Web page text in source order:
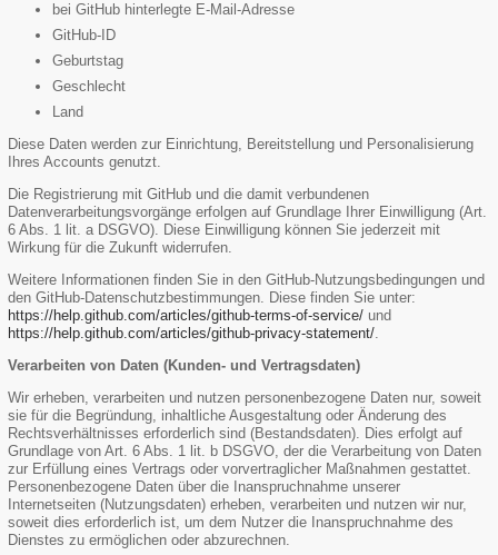
bei GitHub hinterlegte E-Mail-Adresse
GitHub-ID
Geburtstag
Geschlecht
Land
Diese Daten werden zur Einrichtung, Bereitstellung und Personalisierung
Ihres Accounts genutzt.
Die Registrierung mit GitHub und die damit verbundenen
Datenverarbeitungsvorgänge erfolgen auf Grundlage Ihrer Einwilligung (Art.
6 Abs. 1 lit. a DSGVO). Diese Einwilligung können Sie jederzeit mit
Wirkung für die Zukunft widerrufen.
Weitere Informationen finden Sie in den GitHub-Nutzungsbedingungen und
den GitHub-Datenschutzbestimmungen. Diese finden Sie unter:
https://help.github.com/articles/github-terms-of-service/ und
https://help.github.com/articles/github-privacy-statement/.
Verarbeiten von Daten (Kunden- und Vertragsdaten)
Wir erheben, verarbeiten und nutzen personenbezogene Daten nur, soweit
sie für die Begründung, inhaltliche Ausgestaltung oder Änderung des
Rechtsverhältnisses erforderlich sind (Bestandsdaten). Dies erfolgt auf
Grundlage von Art. 6 Abs. 1 lit. b DSGVO, der die Verarbeitung von Daten
zur Erfüllung eines Vertrags oder vorvertraglicher Maßnahmen gestattet.
Personenbezogene Daten über die Inanspruchnahme unserer
Internetseiten (Nutzungsdaten) erheben, verarbeiten und nutzen wir nur,
soweit dies erforderlich ist, um dem Nutzer die Inanspruchnahme des
Dienstes zu ermöglichen oder abzurechnen.